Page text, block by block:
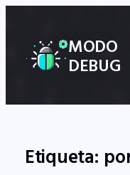
MODO
DEBUG
Etiqueta: